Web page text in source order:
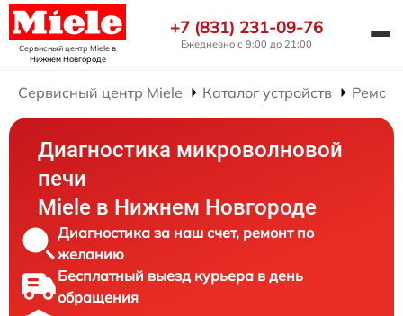
Сервисный центр Mieleв
Нижнем Новгороде
+7 (831) 231-09-76
Ежедневно с 9:00 до 21:00
Сервисный центр Miele Каталог устройств
Диагностика микроволновой
печи
Miele в Нижнем Новгороде
Диагностика за наш счет, ремонт по
желанию
Бесплатный выезд курьера в день
обращения